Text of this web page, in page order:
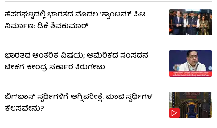
ಹೆಸರಘಟ್ಟದಲ್ಲಿ ಭಾರತದ ಮೊದಲ ‘ಕ್ವಾಂಟಮ್ ಸಿಟಿ
ನಿರ್ಮಾಣ: ಡಿಕೆ ಶಿವಕುಮಾರ್
ಭಾರತದ ಆಂತರಿಕ ವಿಷಯ; ಅಮೆರಿಕದ ಸಂಸದನ
ಟೀಕೆಗೆ ಕೇಂದ್ರ ಸರ್ಕಾರ ತಿರುಗೇಟು
ಬಿಗ್​​ಬಾಸ್​ ಸ್ಪರ್ಧಿಗಳಿಗೆ ಅಗ್ನಿಪರೀಕ್ಷೆ: ಮಾಜಿ ​​ಸ್ಪರ್ಧಿಗಳ
ಕೆಲಸವೇನು?